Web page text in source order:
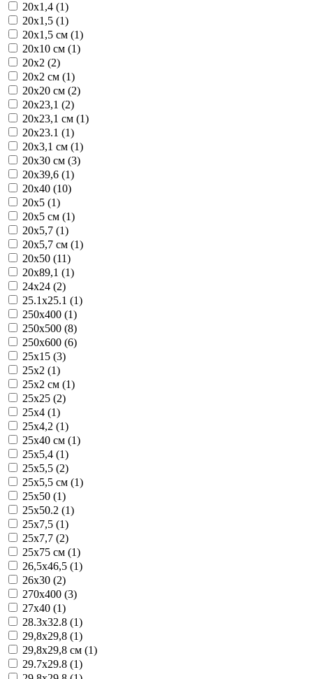
20x1,4 (1)
20x1,5 (1)
20x1,5 см (1)
20x10 см (1)
20x2 (2)
20x2 см (1)
20x20 см (2)
20x23,1 (2)
20x23,1 см (1)
20x23.1 (1)
20x3,1 см (1)
20x30 см (3)
20x39,6 (1)
20x40 (10)
20x5 (1)
20x5 см (1)
20x5,7 (1)
20x5,7 см (1)
20x50 (11)
20x89,1 (1)
24x24 (2)
25.1x25.1 (1)
250x400 (1)
250x500 (8)
250x600 (6)
25x15 (3)
25x2 (1)
25x2 см (1)
25x25 (2)
25x4 (1)
25x4,2 (1)
25x40 см (1)
25x5,4 (1)
25x5,5 (2)
25x5,5 см (1)
25x50 (1)
25x50.2 (1)
25x7,5 (1)
25x7,7 (2)
25x75 см (1)
26,5x46,5 (1)
26x30 (2)
270x400 (3)
27x40 (1)
28.3x32.8 (1)
29,8x29,8 (1)
29,8x29,8 см (1)
29.7x29.8 (1)